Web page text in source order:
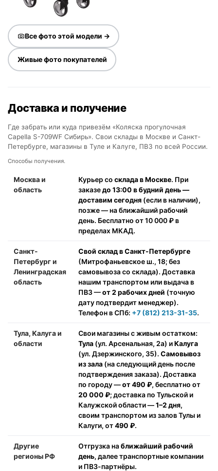
Все фото этой модели →
Живые фото покупателей
Доставка и получение
Где забрать или куда привезём «Коляска прогулочная
Capella S-709WF Сибирь». Свои склады в Москве и Санкт-
Петербурге, магазины в Туле и Калуге, ПВЗ по всей России.
Способы получения.
Москва и
область
Курьер со склада в Москве. При
заказедо 13:00 в будний день —
доставим сегодня (если в наличии),
позже — на ближайший рабочий
день. Бесплатно от 10 000 ₽ в
пределах МКАД.
Санкт-
Петербург и
Ленинградская
область
Свой склад в Санкт-Петербурге
(Митрофаньевское ш., 18; без
самовывоза со склада). Доставка
нашим транспортом или выдача в
ПВЗ —от 2 рабочих дней (точную
дату подтвердит менеджер).
Телефон в СПб: +7 (812) 213-31-35.
Тула, Калуга и
области
Свои магазины с живым остатком:
Тула (ул. Арсенальная, 2а) иКалуга
(ул. Дзержинского, 35). Самовывоз
из зала (на следующий день после
подтверждения заказа). Доставка
по городу —от 490 ₽, бесплатно от
20 000 ₽; доставка по Тульской и
Калужской области —1–2 дня,
своим транспортом из залов Тулы и
Калуги, от490 ₽.
Другие
регионы РФ
Отгрузка наближайший рабочий
день, далее транспортные компании
и ПВЗ-партнёры.